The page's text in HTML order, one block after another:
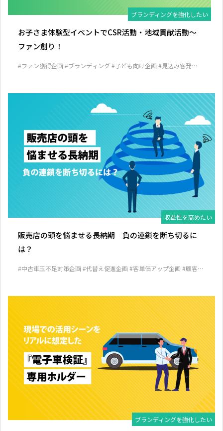
ブランディングを強化したい
お子さま体験型イベントでCSR活動・地域貢献活動～
ファン創り！
#ファン獲得企画 #ブランディング #子ども向け企画 #見込み客発掘
収益性を高めたい
販売店の頭を悩ませる長納期 負の連鎖を断ち切るに
は？
#中古車玉不足対策企画 #代替え促進企画 #客単価アップ企画 #顧客囲
ブランディングを強化したい